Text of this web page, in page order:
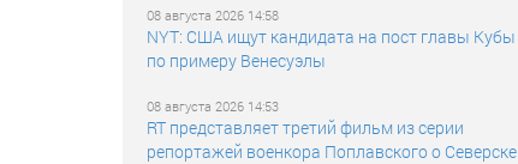
08 августа 2026 14:58
NYT: США ищут кандидата на пост главы Кубы
по примеру Венесуэлы
08 августа 2026 14:53
RT представляет третий фильм из серии
репортажей военкора Поплавского о Северске